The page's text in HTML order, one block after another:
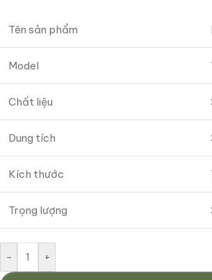
Tên sản phẩm
Model
Chất liệu
Dung tích
Kích thước
Trọng lượng
- +